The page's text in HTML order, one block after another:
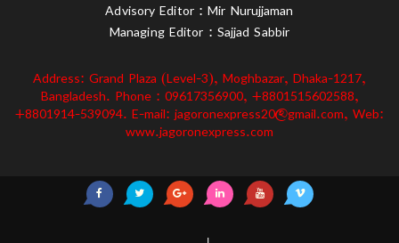
Advisory Editor : Mir Nurujjaman
Managing Editor : Sajjad Sabbir
Address: Grand Plaza (Level-3), Moghbazar, Dhaka-1217,
Bangladesh. Phone : 09617356900, +8801515602588,
+8801914-539094. E-mail: jagoronexpress20@gmail.com, Web:
www.jagoronexpress.com